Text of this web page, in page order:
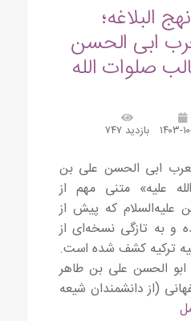
البلاغه؛
ابی الحسن
صلوات الله
۱۰-۲۴ بازدید ۷۴۷
ابی الحسن علی بن
علیه» متنی مهم از
علیه‌السلام که پیش از
و به تازگی نسخه‌ای از
ترکیه کشف شده است.
الحسن علی بن طاهر
(از دانشمندان شیعه